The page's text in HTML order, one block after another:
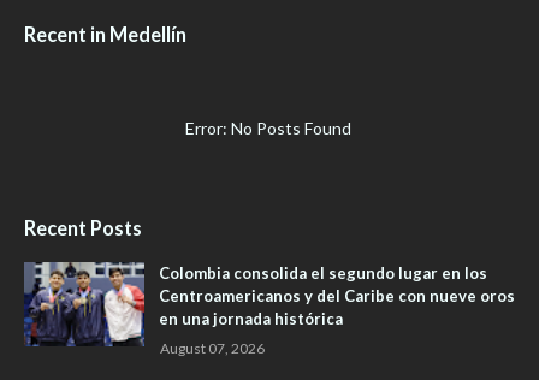
Recent in Medellín
Error: No Posts Found
Recent Posts
Colombia consolida el segundo lugar en los
Centroamericanos y del Caribe con nueve oros
en una jornada histórica
August 07, 2026